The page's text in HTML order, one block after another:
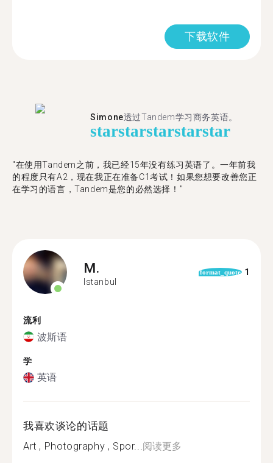
下载软件
Simone透过Tandem学习商务英语。
starstarstarstarstar
"在使用Tandem之前，我已经15年没有练习英语了。一年前我
的程度只有A2，现在我正在准备C1考试！如果您想要改善您正
在学习的语言，Tandem是您的必然选择！"
M.
Istanbul
format_quote 1
流利
波斯语
学
英语
我喜欢谈论的话题
Art , Photography , Spor...阅读更多